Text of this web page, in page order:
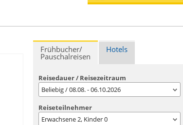
Frühbucher/
Pauschalreisen
Hotels
Reisedauer / Reisezeitraum
Beliebig / 08.08. - 06.10.2026
Reiseteilnehmer
Erwachsene2, Kinder0